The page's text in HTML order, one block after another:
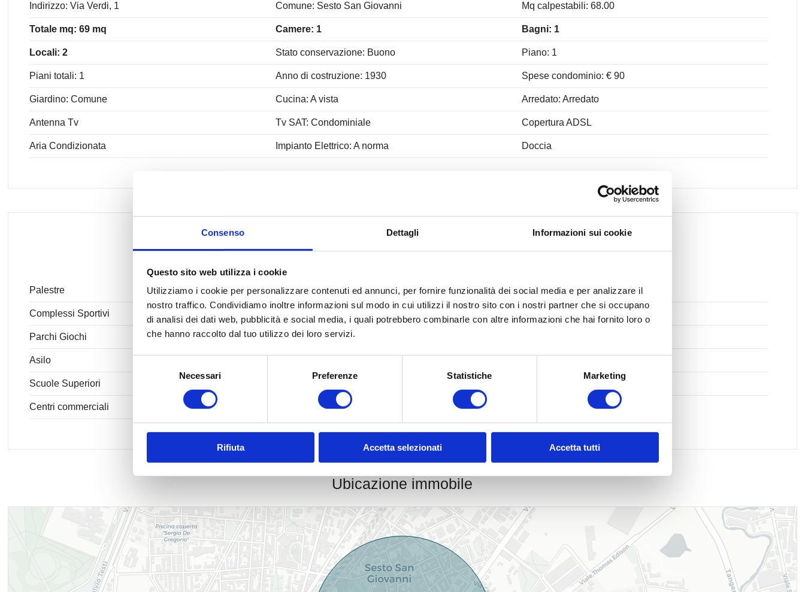
Consenso Dettagli Informazioni sui cookie
Questo sito web utilizza i cookie
Utilizziamo i cookie per personalizzare contenuti ed annunci, per fornire funzionalità dei social media e per analizzare il
nostro traffico. Condividiamo inoltre informazioni sul modo in cui utilizzi il nostro sito con i nostri partner che si occupano
di analisi dei dati web, pubblicità e social media, i quali potrebbero combinarle con altre informazioni che hai fornito loro o
che hanno raccolto dal tuo utilizzo dei loro servizi.
Necessari Preferenze Statistiche Marketing
Rifiuta Accetta selezionati Accetta tutti
Indirizzo: Via Verdi, 1 Comune: Sesto San Giovanni Mq calpestabili: 68.00
Totale mq: 69 mq Camere: 1 Bagni: 1
Locali: 2 Stato conservazione: Buono Piano: 1
Piani totali: 1 Anno di costruzione: 1930 Spese condominio: € 90
Giardino: Comune Cucina: A vista Arredato: Arredato
Antenna Tv Tv SAT: Condominiale Copertura ADSL
Aria Condizionata Impianto Elettrico: A norma Doccia
Nelle vicinanze
Palestre Centri Benessere Campi da Calcio
Complessi Sportivi Campi da Tennis Piste Ciclabili
Parchi Giochi Stazione Ferroviaria
Asilo
Scuole Superiori
Centri commerciali Uffici comunali
Ubicazione immobile